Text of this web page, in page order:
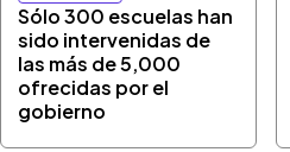
Sólo 300 escuelas han
sido intervenidas de
las más de 5,000
ofrecidas por el
gobierno